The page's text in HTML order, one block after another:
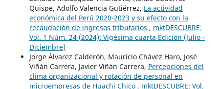
Quispe, Adolfo Valencia Gutiérrez, La actividad
económica del Perú 2020-2023 y su efecto con la
recaudación de ingresos tributarios , mktDESCUBRE:
Vol. 1 Núm. 24 (2024): Vigésima cuarta Edición (Julio -
Diciembre)
Jorge Álvarez Calderón, Mauricio Chávez Haro, José
Viñán Carrera, Javier Viñán Carrera, Percepciones del
clima organizacional y rotación de personal en
microempresas de Huachi Chico , mktDESCUBRE: Vol.